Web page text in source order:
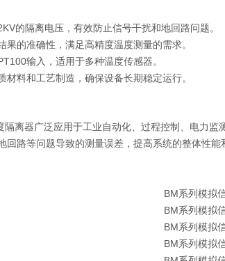
的隔离电压，有效防止信号干扰和地回路问题。
果的准确性，满足高精度温度测量的需求。
输入，适用于多种温度传感器。
材料和工艺制造，确保设备长期稳定运行。
隔离器广泛应用于工业自动化、过程控制、电力
回路等问题导致的测量误差，提高系统的整体性能